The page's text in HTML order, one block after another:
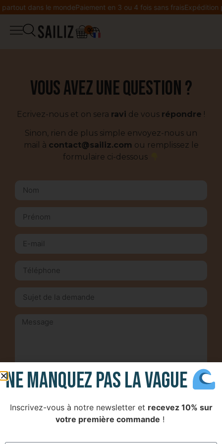
dans le mondePaiement en 3 ou 4 fois sans fraisExpédition
0
Salopette
Veste
Sweat
Tee-shirt
Legging
Short
Accessoires
Journal de bord
Co-création
La Marque
Mon compte
Vous avez une question ?
Ecrivez-nous et on sera ravi de vous répondre !
Sinon, rien de plus simple envoyez-nous un
mail à contact@sailiz.com ou remplissez le
formulaire ci-dessous
En soumettant ce formulaire, j'accepte la
Envoyer
Ne manQUEz PAS LA VAGUE
Inscrivez-vous à notre newsletter et recevez 10% sur
votre première commande !